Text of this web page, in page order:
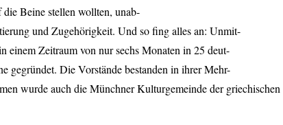
Beine stellen wollten, unab-
und Zugehörigkeit. Und so fing alles an: Unmit-
einem Zeitraum von nur sechs Monaten in 25 deut-
gegründet. Die Vorstände bestanden in ihrer Mehr-
wurde auch die Münchner Kulturgemeinde der griechischen